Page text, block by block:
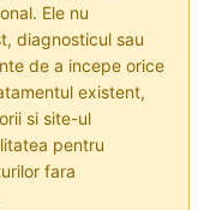
Ele nu
diagnosticul sau
de a incepe orice
existent,
si site-ul
pentru
fara